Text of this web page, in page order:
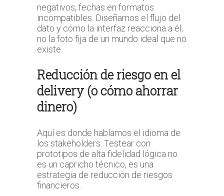
negativos, fechas en formatos
incompatibles. Diseñamos el flujo del
dato y cómo la interfaz reacciona a él,
no la foto fija de un mundo ideal que no
existe.
Reducción de riesgo en el
delivery (o cómo ahorrar
dinero)
Aquí es donde hablamos el idioma de
los stakeholders. Testear con
prototipos de alta fidelidad lógica no
es un capricho técnico, es una
estrategia de reducción de riesgos
financieros.